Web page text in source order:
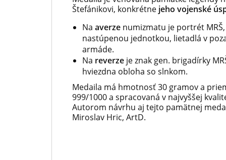
Štefánikovi, konkrétne jeho vojenské
Na averze numizmatu je portrét
nastúpenou jednotkou, lietadlá v
armáde.
Na reverze je znak gen. brigadírky
hviezdna obloha so slnkom.
Medaila má hmotnosť 30 gramov a
999/1000 a spracovaná v najvyššej
Autorom návrhu aj tejto pamätnej
Miroslav Hric, ArtD.